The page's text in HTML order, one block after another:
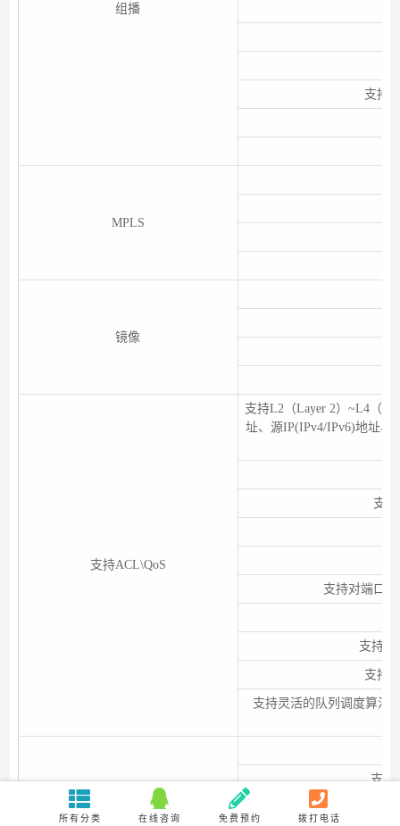
组播
支持
MPLS
镜像
支持ACL\QoS
支持L2（Layer 2）~L4（
址、源IP(IPv4/IPv6)地址、
支
支持对端口
支持报
支持
支持灵活的队列调度算法
支持
所有分类 在线咨询 免费预约 拨打电话